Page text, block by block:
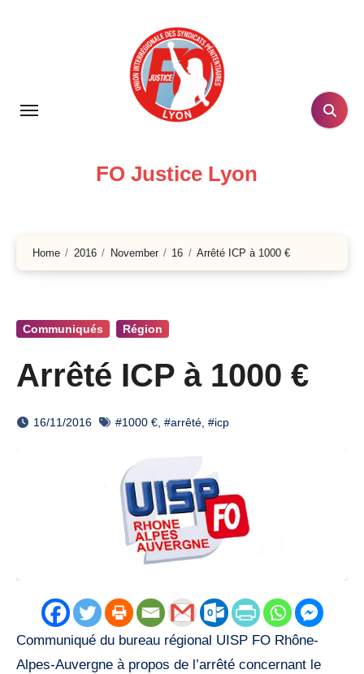
FO Justice Lyon
Home 2016 November 16 Arrêté ICP à 1000 €
Communiqués Région
Arrêté ICP à 1000 €
16/11/2016 #1000 € #arrêté #icp
Communiqué du bureau régional UISP FO Rhône-
Alpes-Auvergne à propos de l’arrêté concernant le